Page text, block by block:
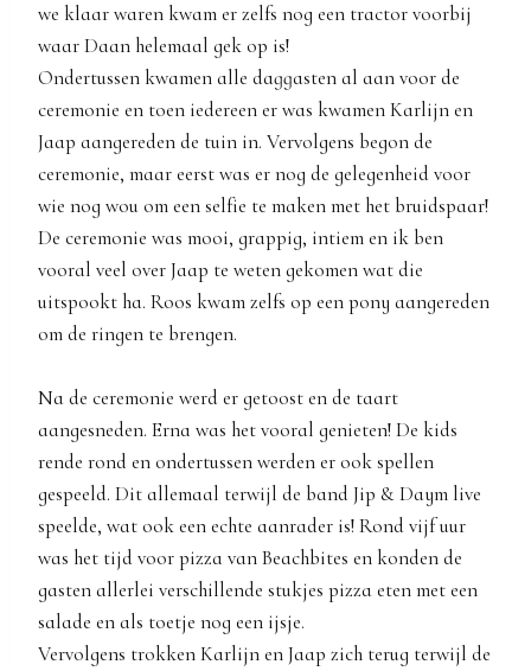
we klaar waren kwam er zelfs nog een tractor voorbij
waar Daan helemaal gek op is!
Ondertussen kwamen alle daggasten al aan voor de
ceremonie en toen iedereen er was kwamen Karlijn en
Jaap aangereden de tuin in. Vervolgens begon de
ceremonie, maar eerst was er nog de gelegenheid voor
wie nog wou om een selfie te maken met het bruidspaar!
De ceremonie was mooi, grappig, intiem en ik ben
vooral veel over Jaap te weten gekomen wat die
uitspookt ha. Roos kwam zelfs op een pony aangereden
om de ringen te brengen.
Na de ceremonie werd er getoost en de taart
aangesneden. Erna was het vooral genieten! De kids
rende rond en ondertussen werden er ook spellen
gespeeld. Dit allemaal terwijl de band Jip & Daym live
speelde, wat ook een echte aanrader is! Rond vijf uur
was het tijd voor pizza van Beachbites en konden de
gasten allerlei verschillende stukjes pizza eten met een
salade en als toetje nog een ijsje.
Vervolgens trokken Karlijn en Jaap zich terug terwijl de